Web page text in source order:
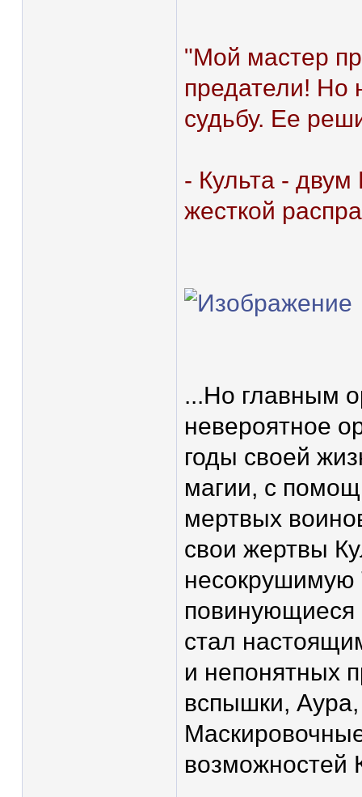
"Мой мастер
предатели! Но
судьбу. Ее
- Культа -
жесткой
...Но главным
невероятное
годы своей
магии, с
мертвых
свои жертвы
повинующиеся
стал
и непонятных
вспышки,
возможностей